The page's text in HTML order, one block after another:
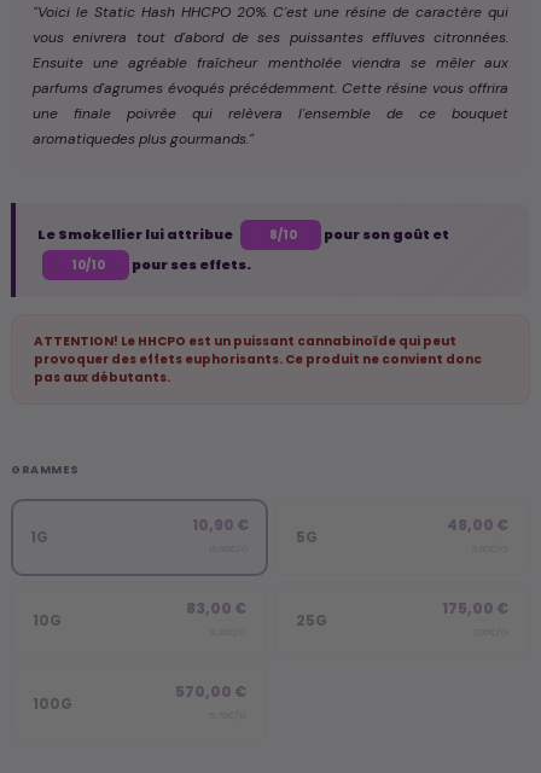
"Voici le Static Hash HHCPO 20%. C'est une résine de caractère qui
vous enivrera tout d'abord de ses puissantes effluves citronnées.
Ensuite une agréable fraîcheur mentholée viendra se mêler aux
parfums d'agrumes évoqués précédemment. Cette résine vous offrira
une finale poivrée qui relèvera l'ensemble de ce bouquet
aromatiquedes plus gourmands."
Le Smokellier lui attribue 8/10 pour son goût et
10/10 pour ses effets.
ATTENTION! Le HHCPO est un puissant cannabinoïde qui peut
provoquer des effets euphorisants. Ce produit ne convient donc
pas aux débutants.
GRAMMES
1G
10,90 €
5G
48,00 €
10G
83,00 €
25G
175,00 €
100G
570,00 €